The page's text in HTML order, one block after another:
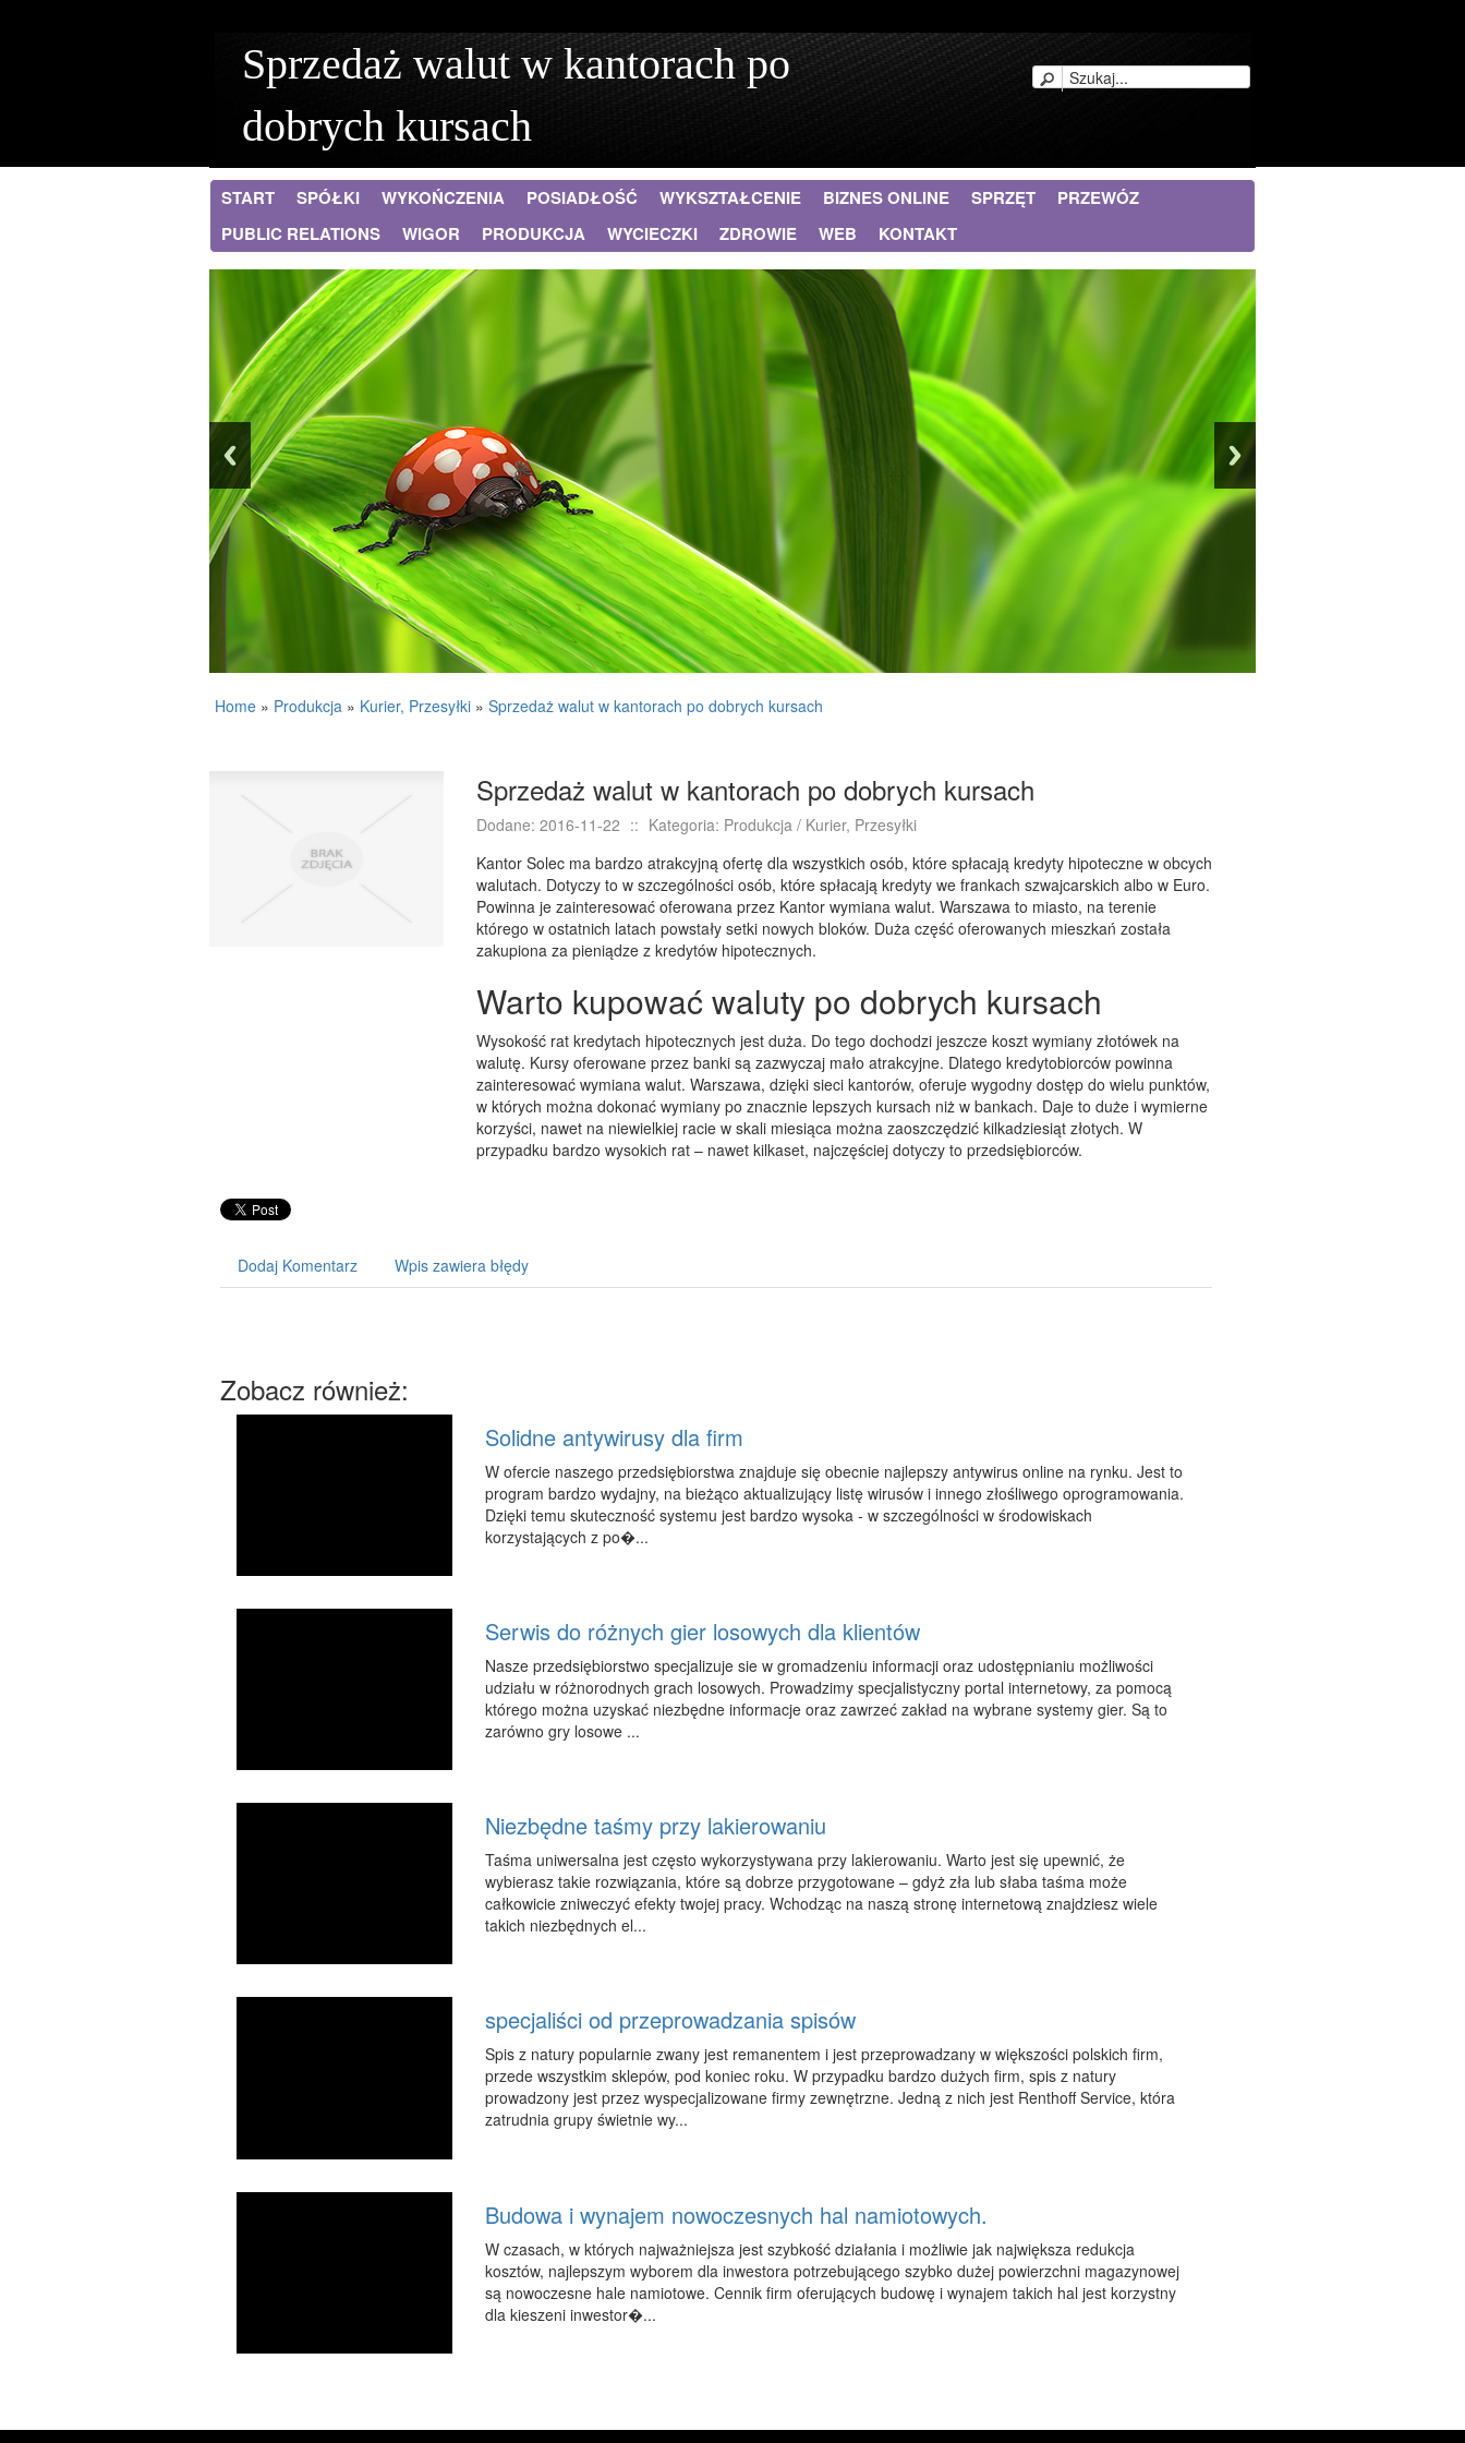
Sprzedaż walut w kantorach po
dobrych kursach
START SPÓŁKI WYKOŃCZENIA POSIADŁOŚĆ WYKSZTAŁCENIE BIZNES ONLINE SPRZĘT
PRZEWÓZ
PUBLIC RELATIONS
WIGOR PRODUKCJA WYCIECZKI ZDROWIE WEB KONTAKT
Home » Produkcja » Kurier, Przesyłki » Sprzedaż walut w kantorach po dobrych kursach
Sprzedaż walut w kantorach po dobrych kursach
Dodane: 2016-11-22 :: Kategoria: Produkcja / Kurier, Przesyłki
Kantor Solec ma bardzo atrakcyjną ofertę dla wszystkich osób, które spłacają kredyty hipoteczne w obcych
walutach. Dotyczy to w szczególności osób, które spłacają kredyty we frankach szwajcarskich albo w Euro.
Powinna je zainteresować oferowana przez Kantor wymiana walut. Warszawa to miasto, na terenie
którego w ostatnich latach powstały setki nowych bloków. Duża część oferowanych mieszkań została
zakupiona za pieniądze z kredytów hipotecznych.
Warto kupować waluty po dobrych kursach
Wysokość rat kredytach hipotecznych jest duża. Do tego dochodzi jeszcze koszt wymiany złotówek na
walutę. Kursy oferowane przez banki są zazwyczaj mało atrakcyjne. Dlatego kredytobiorców powinna
zainteresować wymiana walut. Warszawa, dzięki sieci kantorów, oferuje wygodny dostęp do wielu punktów,
w których można dokonać wymiany po znacznie lepszych kursach niż w bankach. Daje to duże i wymierne
korzyści, nawet na niewielkiej racie w skali miesiąca można zaoszczędzić kilkadziesiąt złotych. W
przypadku bardzo wysokich rat – nawet kilkaset, najczęściej dotyczy to przedsiębiorców.
Dodaj Komentarz Wpis zawiera błędy
Zobacz również:
Solidne antywirusy dla firm
W ofercie naszego przedsiębiorstwa znajduje się obecnie najlepszy antywirus online na rynku. Jest to
program bardzo wydajny, na bieżąco aktualizujący listę wirusów i innego złośliwego oprogramowania.
Dzięki temu skuteczność systemu jest bardzo wysoka - w szczególności w środowiskach
korzystających z po�...
Serwis do różnych gier losowych dla klientów
Nasze przedsiębiorstwo specjalizuje sie w gromadzeniu informacji oraz udostępnianiu możliwości
udziału w różnorodnych grach losowych. Prowadzimy specjalistyczny portal internetowy, za pomocą
którego można uzyskać niezbędne informacje oraz zawrzeć zakład na wybrane systemy gier. Są to
zarówno gry losowe ...
Niezbędne taśmy przy lakierowaniu
Taśma uniwersalna jest często wykorzystywana przy lakierowaniu. Warto jest się upewnić, że
wybierasz takie rozwiązania, które są dobrze przygotowane – gdyż zła lub słaba taśma może
całkowicie zniweczyć efekty twojej pracy. Wchodząc na naszą stronę internetową znajdziesz wiele
takich niezbędnych el...
specjaliści od przeprowadzania spisów
Spis z natury popularnie zwany jest remanentem i jest przeprowadzany w większości polskich firm,
przede wszystkim sklepów, pod koniec roku. W przypadku bardzo dużych firm, spis z natury
prowadzony jest przez wyspecjalizowane firmy zewnętrzne. Jedną z nich jest Renthoff Service, która
zatrudnia grupy świetnie wy...
Budowa i wynajem nowoczesnych hal namiotowych.
W czasach, w których najważniejsza jest szybkość działania i możliwie jak największa redukcja
kosztów, najlepszym wyborem dla inwestora potrzebującego szybko dużej powierzchni magazynowej
są nowoczesne hale namiotowe. Cennik firm oferujących budowę i wynajem takich hal jest korzystny
dla kieszeni inwestor�...